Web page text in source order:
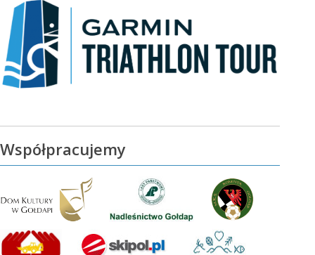
Współpracujemy